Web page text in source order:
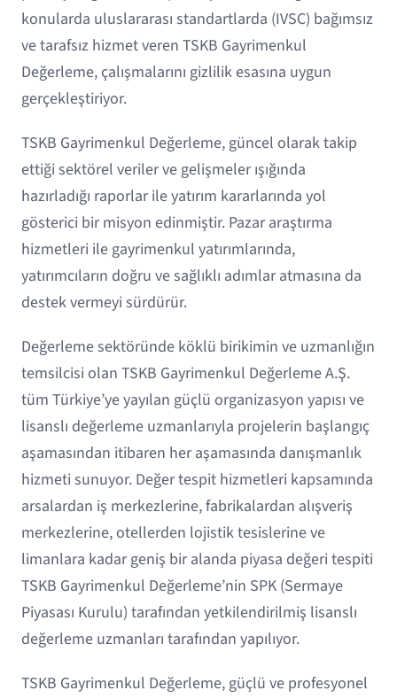
konularda uluslararası standartlarda (IVSC) bağımsız
ve tarafsız hizmet veren TSKB Gayrimenkul
Değerleme, çalışmalarını gizlilik esasına uygun
gerçekleştiriyor.
TSKB Gayrimenkul Değerleme, güncel olarak takip
ettiği sektörel veriler ve gelişmeler ışığında
hazırladığı raporlar ile yatırım kararlarında yol
gösterici bir misyon edinmiştir. Pazar araştırma
hizmetleri ile gayrimenkul yatırımlarında,
yatırımcıların doğru ve sağlıklı adımlar atmasına da
destek vermeyi sürdürür.
Değerleme sektöründe köklü birikimin ve uzmanlığın
temsilcisi olan TSKB Gayrimenkul Değerleme A.Ş.
tüm Türkiye’ye yayılan güçlü organizasyon yapısı ve
lisanslı değerleme uzmanlarıyla projelerin başlangıç
aşamasından itibaren her aşamasında danışmanlık
hizmeti sunuyor. Değer tespit hizmetleri kapsamında
arsalardan iş merkezlerine, fabrikalardan alışveriş
merkezlerine, otellerden lojistik tesislerine ve
limanlara kadar geniş bir alanda piyasa değeri tespiti
TSKB Gayrimenkul Değerleme’nin SPK (Sermaye
Piyasası Kurulu) tarafından yetkilendirilmiş lisanslı
değerleme uzmanları tarafından yapılıyor.
TSKB Gayrimenkul Değerleme, güçlü ve profesyonel